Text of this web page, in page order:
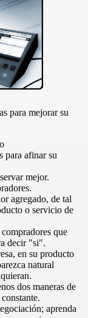
para mejorar su
para afinar su
mejor.
agregado, de tal
o servicio de
que
decir "si".
en su producto
natural
dos maneras de
aprenda